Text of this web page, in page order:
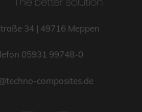
34 | 49716 Meppen
05931 99748-0
composites.de